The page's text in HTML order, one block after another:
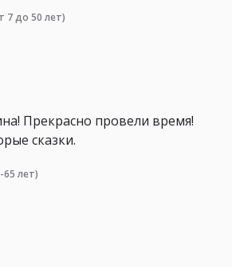
7 до 50 лет)
Прекрасно провели время!
сказки.
65 лет)